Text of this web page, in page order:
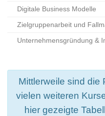
Digitale Business Modelle
Zielgruppenarbeit und
Unternehmensgründung &
Mittlerweile sind die
vielen weiteren
hier gezeigte